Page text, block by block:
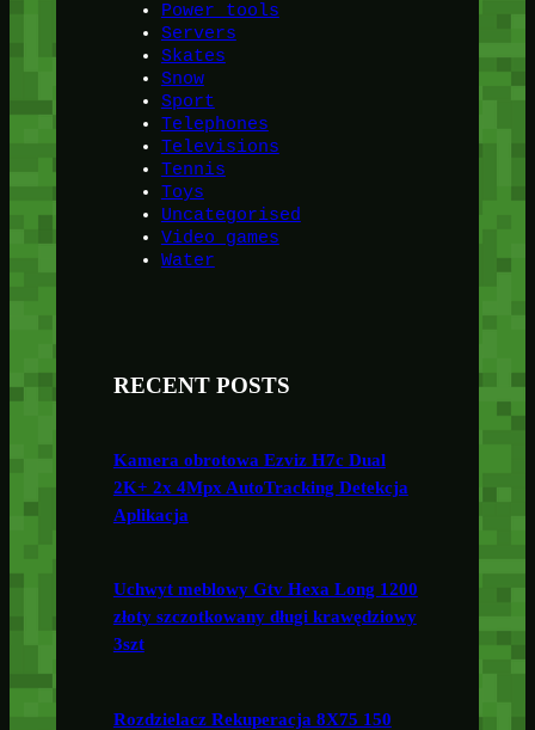
Power tools
Servers
Skates
Snow
Sport
Telephones
Televisions
Tennis
Toys
Uncategorised
Video games
Water
RECENT POSTS
Kamera obrotowa Ezviz H7c Dual
2K+ 2x 4Mpx AutoTracking Detekcja
Aplikacja
Uchwyt meblowy Gtv Hexa Long 1200
złoty szczotkowany długi krawędziowy
3szt
Rozdzielacz Rekuperacja 8X75 150